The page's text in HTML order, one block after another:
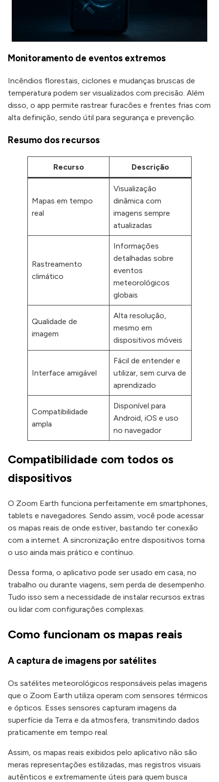
Monitoramento de eventos extremos
Incêndios florestais, ciclones e mudanças bruscas de
temperatura podem ser visualizados com precisão. Além
disso, o app permite rastrear furacões e frentes frias com
alta definição, sendo útil para segurança e prevenção.
Resumo dos recursos
Recurso Descrição
Mapas em tempo
real
Visualização
dinâmica com
imagens sempre
atualizadas
Rastreamento
climático
Informações
detalhadas sobre
eventos
meteorológicos
globais
Qualidade de
imagem
Alta resolução,
mesmo em
dispositivos móveis
Interface amigável
Fácil de entender e
utilizar, sem curva de
aprendizado
Compatibilidade
ampla
Disponível para
Android, iOS e uso
no navegador
Compatibilidade com todos os
dispositivos
O Zoom Earth funciona perfeitamente em smartphones,
tablets e navegadores. Sendo assim, você pode acessar
os mapas reais de onde estiver, bastando ter conexão
com a internet. A sincronização entre dispositivos torna
o uso ainda mais prático e contínuo.
Dessa forma, o aplicativo pode ser usado em casa, no
trabalho ou durante viagens, sem perda de desempenho.
Tudo isso sem a necessidade de instalar recursos extras
ou lidar com configurações complexas.
Como funcionam os mapas reais
A captura de imagens por satélites
Os satélites meteorológicos responsáveis pelas imagens
que o Zoom Earth utiliza operam com sensores térmicos
e ópticos. Esses sensores capturam imagens da
superfície da Terra e da atmosfera, transmitindo dados
praticamente em tempo real.
Assim, os mapas reais exibidos pelo aplicativo não são
meras representações estilizadas, mas registros visuais
autênticos e extremamente úteis para quem busca